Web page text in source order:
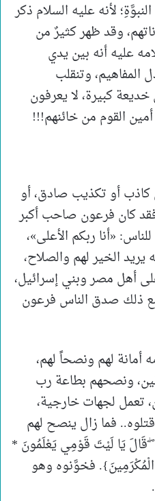
لأنه عليه السلام ذكر
وقد ظهر كثيرٌ من
عليه أنه بين يدي
المفاهيم، وتنقلب
كبيرة، لا يعرفون
القوم من خائنهم!!!
أو تكذيب صادق، أو
كان فرعون صاحب أكبر
«أنا ربكم الأعلى»،
يريد الخير لهم والصلاح،
أهل مصر وبني إسرائيل،
ذلك صدق الناس فرعون
لهم ونصحاً لهم،
ونصحهم بطاعة رب
تعمل لجهات خارجية،
فما زال ينصح لهم
قَالَ يَا لَيْتَ قَوْمِي يَعْلَمُونَ *
فخوَّنوه وهو